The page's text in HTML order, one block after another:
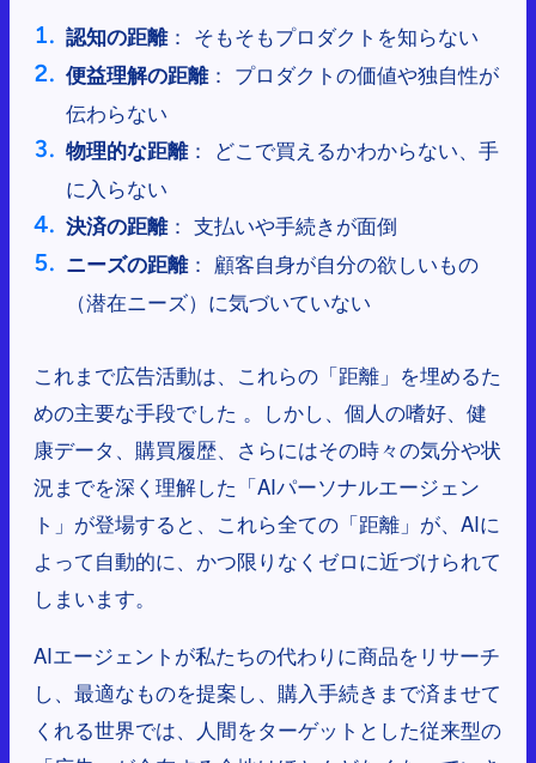
認知の距離： そもそもプロダクトを知らない
便益理解の距離： プロダクトの価値や独自性が
伝わらない
物理的な距離： どこで買えるかわからない、手
に入らない
決済の距離： 支払いや手続きが面倒
ニーズの距離： 顧客自身が自分の欲しいもの
（潜在ニーズ）に気づいていない
これまで広告活動は、これらの「距離」を埋めるた
めの主要な手段でした 。しかし、個人の嗜好、健
康データ、購買履歴、さらにはその時々の気分や状
況までを深く理解した「AIパーソナルエージェン
ト」が登場すると、これら全ての「距離」が、AIに
よって自動的に、かつ限りなくゼロに近づけられて
しまいます。
AIエージェントが私たちの代わりに商品をリサーチ
し、最適なものを提案し、購入手続きまで済ませて
くれる世界では、人間をターゲットとした従来型の